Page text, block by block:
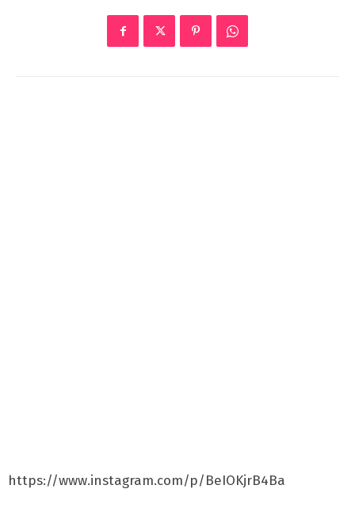
https://www.instagram.com/p/BeIOKjrB4Ba